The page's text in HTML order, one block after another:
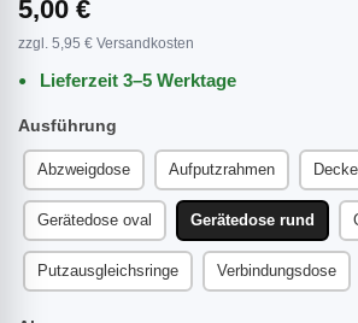
5,00 €
zzgl. 5,95 € Versandkosten
Lieferzeit 3–5 Werktage
Ausführung
Abzweigdose Aufputzrahmen Deckel
Gerätedose oval Gerätedose rund
Putzausgleichsringe Verbindungsdose